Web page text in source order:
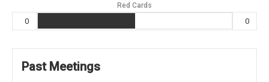
Red Cards
0 0
Past Meetings